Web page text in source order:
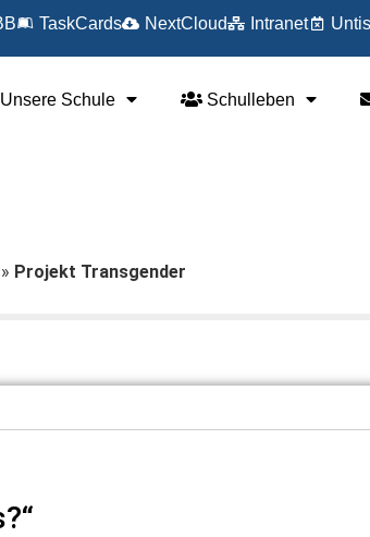
TaskCards NextCloud Intranet Untis
Schule Schulleben
» Projekt Transgender